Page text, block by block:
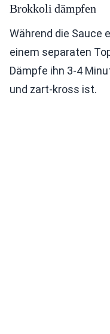
Brokkoli dämpfen
Während die Sauce
einem separaten
Dämpfe ihn 3-4
und zart-kross ist.